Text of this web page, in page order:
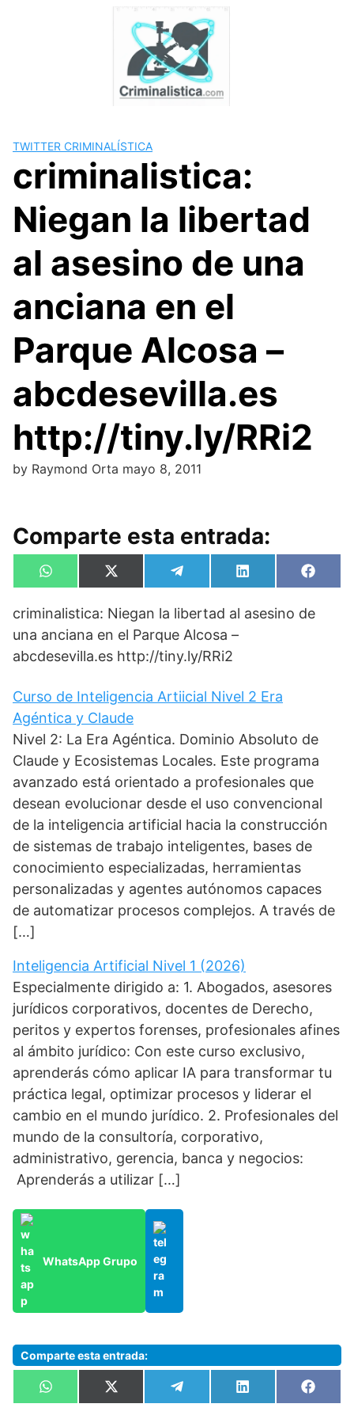
TWITTER CRIMINALÍSTICA
criminalistica:
Niegan la libertad
al asesino de una
anciana en el
Parque Alcosa –
abcdesevilla.es
http://tiny.ly/RRi2
by Raymond Orta mayo 8, 2011
Comparte esta entrada:
Compartir
en
W
h
t
A
p
p
Compartir
en
X
(
w
t
t
e
)
Compartir
en
e
e
g
r
a
m
Compartir
en
L
i
k
en
F
a
e
criminalistica: Niegan la libertad al asesino de
una anciana en el Parque Alcosa –
abcdesevilla.es http://tiny.ly/RRi2
Curso de Inteligencia Artiicial Nivel 2 Era
Agéntica y Claude
Nivel 2: La Era Agéntica. Dominio Absoluto de
Claude y Ecosistemas Locales. Este programa
avanzado está orientado a profesionales que
desean evolucionar desde el uso convencional
de la inteligencia artificial hacia la construcción
de sistemas de trabajo inteligentes, bases de
conocimiento especializadas, herramientas
personalizadas y agentes autónomos capaces
de automatizar procesos complejos. A través de
[…]
Inteligencia Artificial Nivel 1 (2026)
Especialmente dirigido a: 1. Abogados, asesores
jurídicos corporativos, docentes de Derecho,
peritos y expertos forenses, profesionales afines
al ámbito jurídico: Con este curso exclusivo,
aprenderás cómo aplicar IA para transformar tu
práctica legal, optimizar procesos y liderar el
cambio en el mundo jurídico. 2. Profesionales del
mundo de la consultoría, corporativo,
administrativo, gerencia, banca y negocios:
Aprenderás a utilizar […]
WhatsApp Grupo
Comparte esta entrada:
Compartir
en
W
h
Compartir
en
X
(
Compartir
en
e
Compartir
en
L
i
en
F
a